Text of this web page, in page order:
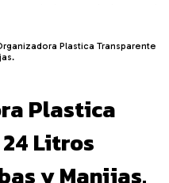
Plastica Transparente
Plastica
Litros
y Manijas.